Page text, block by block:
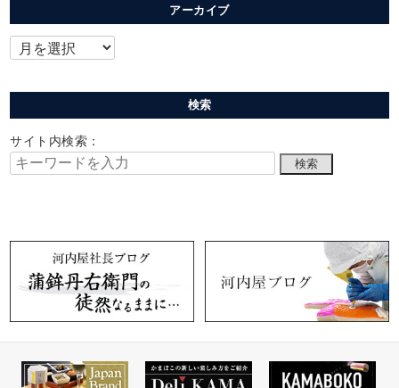
アーカイブ
検索
サイト内検索：